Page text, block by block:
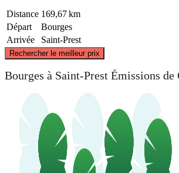
Distance 169,67 km
Départ
Bourges
Arrivée
Saint-Prest
Rechercher le meilleur prix
Saint-Prest
Bourges à Saint-Prest Émissions de